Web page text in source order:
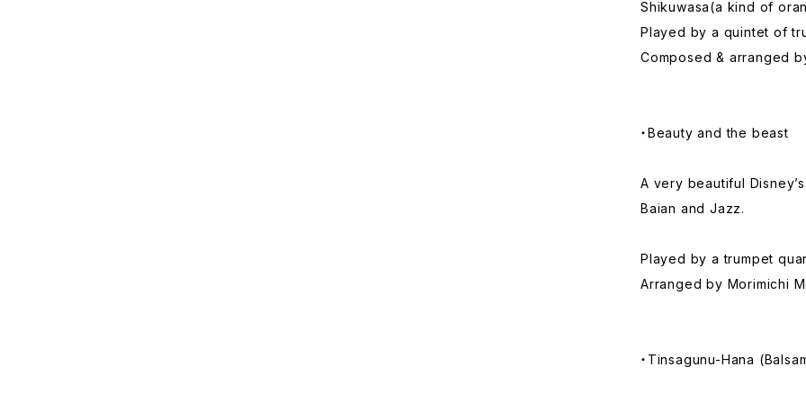
Shikuwasa(a kind of
Played by a quintet of
Composed & arranged
・Beauty and the beast
A very beautiful
Baian and Jazz.
Played by a trumpet
Arranged by Morimichi
・Tinsagunu-Hana